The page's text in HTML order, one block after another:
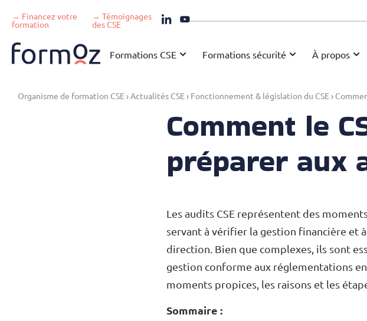
→ Financez votre
formation
→ Témoignages
des CSE
Formations CSE Formations sécurité À propos
Organisme de formation CSE › Actualités CSE › Fonctionnement & législation du CSE ›
Comment le
préparer aux
Les audits CSE représentent des
servant à vérifier la gestion financière et
direction. Bien que complexes, ils sont
gestion conforme aux réglementations
moments propices, les raisons et les
Sommaire :